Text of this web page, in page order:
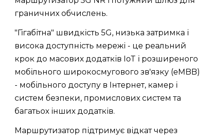
граничних обчислень.
"Гігабітна" швидкість 5G, низька затримка і
висока доступність мережі - це реальний
крок до масових додатків IoT і розширеного
мобільного широкосмугового зв'язку (eMBB)
- мобільного доступу в Інтернет, камер і
систем безпеки, промислових систем та
багатьох інших додатків.
Маршрутизатор підтримує відкат через